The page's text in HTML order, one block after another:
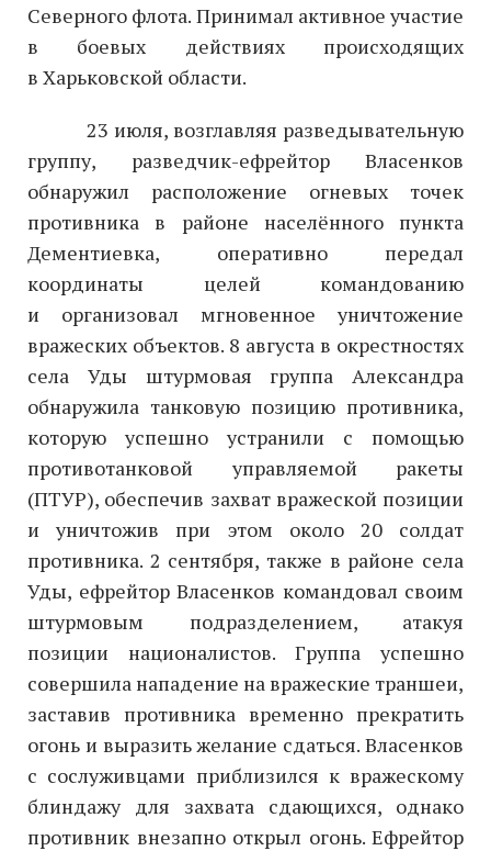
Северного флота. Принимал активное участие
в боевых действиях происходящих
в Харьковской области.
23 июля, возглавляя разведывательную
группу, разведчик-ефрейтор Власенков
обнаружил расположение огневых точек
противника в районе населённого пункта
Дементиевка, оперативно передал
координаты целей командованию
и организовал мгновенное уничтожение
вражеских объектов. 8 августа в окрестностях
села Уды штурмовая группа Александра
обнаружила танковую позицию противника,
которую успешно устранили с помощью
противотанковой управляемой ракеты
(ПТУР), обеспечив захват вражеской позиции
и уничтожив при этом около 20 солдат
противника. 2 сентября, также в районе села
Уды, ефрейтор Власенков командовал своим
штурмовым подразделением, атакуя
позиции националистов. Группа успешно
совершила нападение на вражеские траншеи,
заставив противника временно прекратить
огонь и выразить желание сдаться. Власенков
с сослуживцами приблизился к вражескому
блиндажу для захвата сдающихся, однако
противник внезапно открыл огонь. Ефрейтор